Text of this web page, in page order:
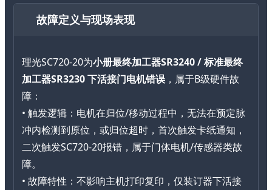
故障定义与现场表现
理光SC720-20为小册最终加工器SR3240 / 标准最终
加工器SR3230 下活接门电机错误，属于B级硬件故
障：
• 触发逻辑：电机在归位/移动过程中，无法在预定脉
冲内检测到原位，或归位超时，首次触发卡纸通知，
二次触发SC720-20报错，属于门体电机/传感器类故
障。
• 故障特性：不影响主机打印复印，仅装订器下活接